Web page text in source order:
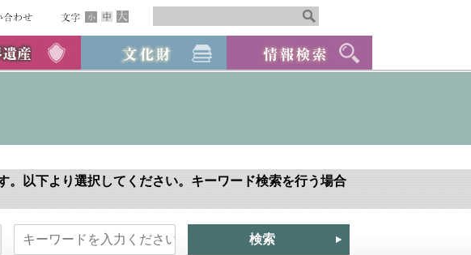
以下より選択してください。キーワード検索を行う場合